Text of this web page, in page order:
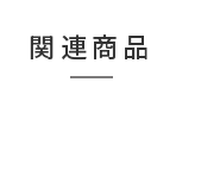
関連商品